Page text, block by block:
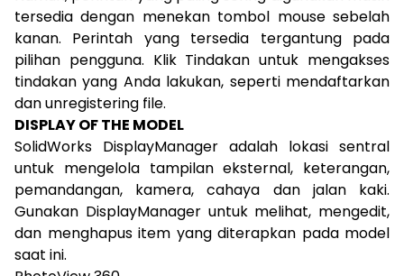
tersedia dengan menekan tombol mouse sebelah
kanan. Perintah yang tersedia tergantung pada
pilihan pengguna. Klik Tindakan untuk mengakses
tindakan yang Anda lakukan, seperti mendaftarkan
dan unregistering file.
DISPLAY OF THE MODEL
SolidWorks DisplayManager adalah lokasi sentral
untuk mengelola tampilan eksternal, keterangan,
pemandangan, kamera, cahaya dan jalan kaki.
Gunakan DisplayManager untuk melihat, mengedit,
dan menghapus item yang diterapkan pada model
saat ini.